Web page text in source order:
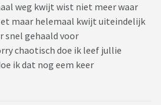
weg kwijt wist niet meer waar
maar helemaal kwijt uiteindelijk
snel gehaald voor
chaotisch doe ik leef jullie
ik dat nog eem keer